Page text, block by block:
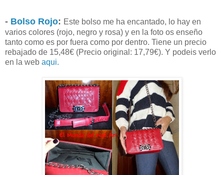
- Bolso Rojo: Este bolso me ha encantado, lo hay en
varios colores (rojo, negro y rosa) y en la foto os enseño
tanto como es por fuera como por dentro. Tiene un precio
rebajado de 15,48€ (Precio original: 17,79€). Y podeis verlo
en la web aqui.